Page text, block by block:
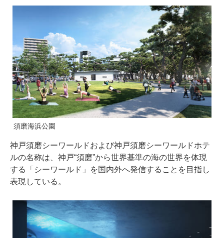
須磨海浜公園
神戸須磨シーワールドおよび神戸須磨シーワールドホテ
ルの名称は、神戸“須磨”から世界基準の海の世界を体現
する「シーワールド」を国内外へ発信することを目指し
表現している。